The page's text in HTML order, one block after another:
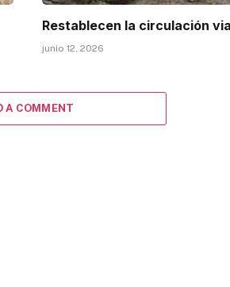
Restablecen la circulación
junio 12, 2026
A COMMENT